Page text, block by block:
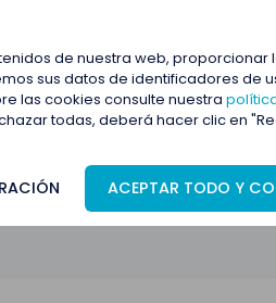
de nuestra web, proporcionar
sus datos de identificadores de
las cookies consulte nuestra
todas, deberá hacer clic en
ACEPTAR TODO Y